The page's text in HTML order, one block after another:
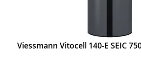
Viessmann Vitocell 140-E SEIC